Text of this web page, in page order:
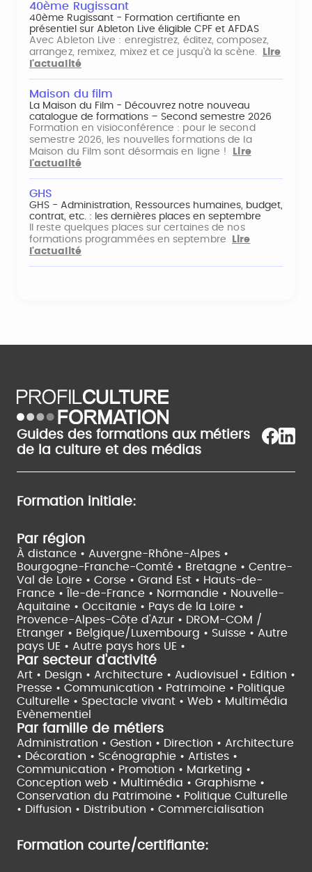
40ème Rugissant
40ème Rugissant - Formation certifiante en
présentiel sur Ableton Live éligible CPF et AFDAS
Avec Ableton Live : enregistrez, éditez, composez,
arrangez, remixez, mixez et ce jusqu'à la scène.
Lire
l'actualité
Maison du film
La Maison du Film - Découvrez notre nouveau
catalogue de formations – Second semestre 2026
Formation en visioconférence : pour le second
semestre 2026, les nouvelles formations de la
Maison du Film sont désormais en ligne !
Lire
l'actualité
GHS
GHS - Administration, Ressources humaines, budget,
contrat, etc. : les dernières places en septembre
Il reste quelques places sur certaines de nos
formations programmées en septembre
Lire
l'actualité
Guides des formations aux métiers
de la culture et des médias
Formation initiale:
Par région
À distance • Auvergne-Rhône-Alpes •
Bourgogne-Franche-Comté • Bretagne • Centre-
Val de Loire • Corse • Grand Est • Hauts-de-
France •
Île-de-France • Normandie • Nouvelle-
Aquitaine • Occitanie • Pays de la Loire •
Provence-Alpes-Côte d'Azur • DROM-COM /
Etranger • Belgique/Luxembourg • Suisse • Autre
pays UE • Autre pays hors UE •
Par secteur d'activité
Art • Design • Architecture • Audiovisuel • Edition •
Presse • Communication • Patrimoine • Politique
Culturelle • Spectacle vivant • Web • Multimédia
Evènementiel
Par famille de métiers
Administration • Gestion • Direction • Architecture
• Décoration • Scénographie • Artistes •
Communication • Promotion • Marketing •
Conception web • Multimédia • Graphisme •
Conservation du Patrimoine • Politique Culturelle
• Diffusion • Distribution • Commercialisation
Formation courte/certifiante: